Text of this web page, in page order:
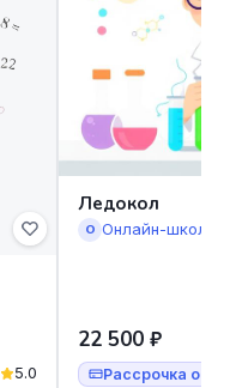
5.0
Ледокол
О Онлайн-школа
22 500 ₽
Рассрочка от